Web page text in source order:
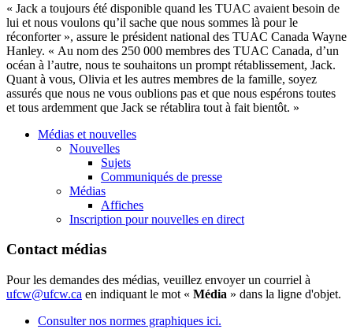
« Jack a toujours été disponible quand les TUAC avaient besoin de
lui et nous voulons qu’il sache que nous sommes là pour le
réconforter », assure le président national des TUAC Canada Wayne
Hanley. « Au nom des 250 000 membres des TUAC Canada, d’un
océan à l’autre, nous te souhaitons un prompt rétablissement, Jack.
Quant à vous, Olivia et les autres membres de la famille, soyez
assurés que nous ne vous oublions pas et que nous espérons toutes
et tous ardemment que Jack se rétablira tout à fait bientôt. »
Médias et nouvelles
Nouvelles
Sujets
Communiqués de presse
Médias
Affiches
Inscription pour nouvelles en direct
Contact médias
Pour les demandes des médias, veuillez envoyer un courriel à
ufcw@ufcw.ca en indiquant le mot « Média » dans la ligne d'objet.
Consulter nos normes graphiques ici.